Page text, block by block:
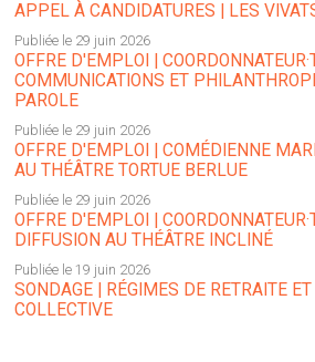
APPEL À CANDIDATURES | LES
Publiée le 29 juin 2026
OFFRE D'EMPLOI |
COMMUNICATIONS ET
PAROLE
Publiée le 29 juin 2026
OFFRE D'EMPLOI | COMÉDIENNE
AU THÉÂTRE TORTUE BERLUE
Publiée le 29 juin 2026
OFFRE D'EMPLOI |
DIFFUSION AU THÉÂTRE INCLINÉ
Publiée le 19 juin 2026
SONDAGE | RÉGIMES DE RETRAITE
COLLECTIVE